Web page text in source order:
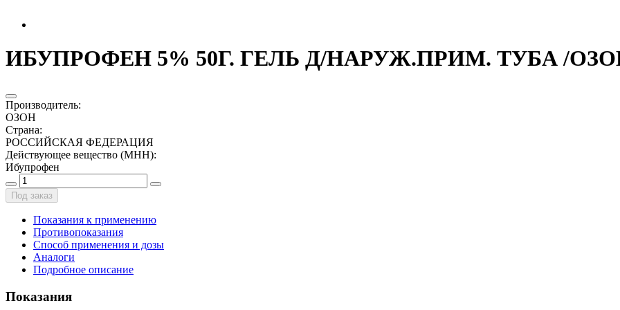
ИБУПРОФЕН 5% 50Г. ГЕЛЬ Д/НАРУЖ.ПРИМ. ТУБА /
Производитель:
ОЗОН
Страна:
РОССИЙСКАЯ ФЕДЕРАЦИЯ
Действующее вещество (МНН):
Ибупрофен
Под заказ
Показания к применению
Противопоказания
Способ применения и дозы
Аналоги
Подробное описание
Показания